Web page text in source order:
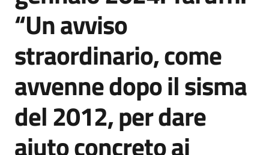
“Un avviso
straordinario, come
avvenne dopo il sisma
del 2012, per dare
aiuto concreto ai